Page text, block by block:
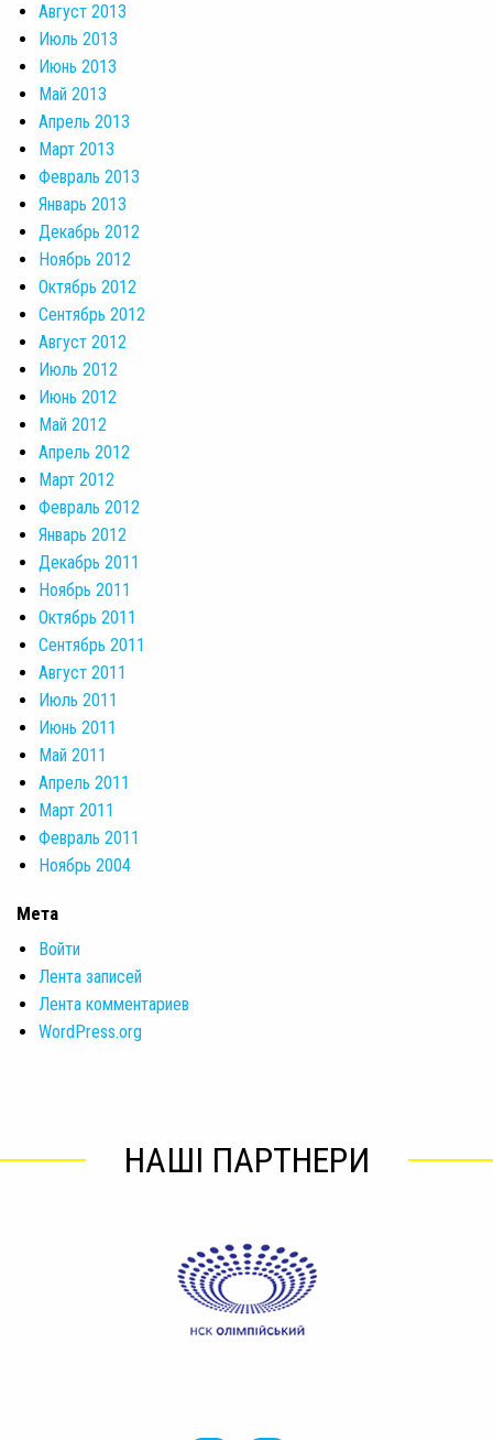
Август 2013
Июль 2013
Июнь 2013
Май 2013
Апрель 2013
Март 2013
Февраль 2013
Январь 2013
Декабрь 2012
Ноябрь 2012
Октябрь 2012
Сентябрь 2012
Август 2012
Июль 2012
Июнь 2012
Май 2012
Апрель 2012
Март 2012
Февраль 2012
Январь 2012
Декабрь 2011
Ноябрь 2011
Октябрь 2011
Сентябрь 2011
Август 2011
Июль 2011
Июнь 2011
Май 2011
Апрель 2011
Март 2011
Февраль 2011
Ноябрь 2004
Мета
Войти
Лента записей
Лента комментариев
WordPress.org
НАШІ ПАРТНЕРИ